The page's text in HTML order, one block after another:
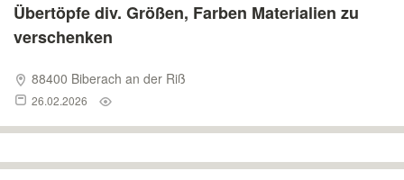
Übertöpfe div. Größen, Farben Materialien zu
verschenken
88400 Biberach an der Riß
26.02.2026